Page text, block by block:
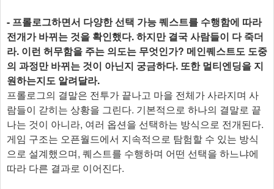
- 프롤로그하면서 다양한 선택 가능 퀘스트를 수행함에 따라
전개가 바뀌는 것을 확인했다. 하지만 결국 사람들이 다 죽더
라. 이런 허무함을 주는 의도는 무엇인가? 메인퀘스트도 도중
의 과정만 바뀌는 것이 아닌지 궁금하다. 또한 멀티엔딩을 지
원하는지도 알려달라.
프롤로그의 결말은 전투가 끝나고 마을 전체가 사라지며 사
람들이 갇히는 상황을 그린다. 기본적으로 하나의 결말로 끝
나는 것이 아니라, 여러 옵션을 선택하는 방식으로 전개된다.
게임 구조는 오픈월드에서 지속적으로 탐험할 수 있는 방식
으로 설계했으며, 퀘스트를 수행하며 어떤 선택을 하느냐에
따라 다른 결과로 이어진다.